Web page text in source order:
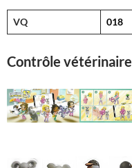
VQ 018
Contrôle vétérinaire